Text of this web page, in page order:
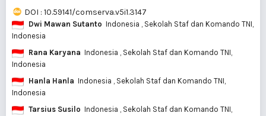
DOI : 10.59141/comserva.v5i1.3147
Dwi Mawan Sutanto Indonesia , Sekolah Staf dan Komando TNI,
Indonesia
Rana Karyana Indonesia , Sekolah Staf dan Komando TNI,
Indonesia
Hanla Hanla Indonesia , Sekolah Staf dan Komando TNI,
Indonesia
Tarsius Susilo Indonesia , Sekolah Staf dan Komando TNI,